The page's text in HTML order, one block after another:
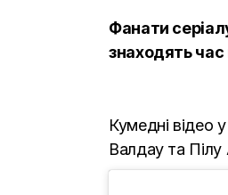
Фанати
знаходять час
Кумедні відео
Валдау та